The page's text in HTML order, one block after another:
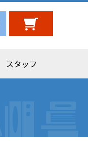
スタッフ